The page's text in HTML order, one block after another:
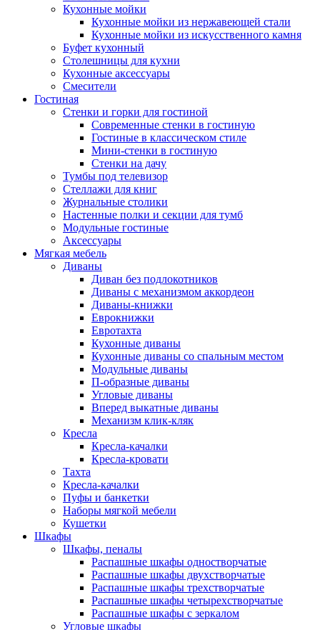
Кухонные мойки
Кухонные мойки из нержавеющей стали
Кухонные мойки из искусственного камня
Буфет кухонный
Столешницы для кухни
Кухонные аксессуары
Смесители
Гостиная
Стенки и горки для гостиной
Современные стенки в гостиную
Гостиные в классическом стиле
Мини-стенки в гостиную
Стенки на дачу
Тумбы под телевизор
Стеллажи для книг
Журнальные столики
Настенные полки и секции для тумб
Модульные гостиные
Аксессуары
Мягкая мебель
Диваны
Диван без подлокотников
Диваны с механизмом аккордеон
Диваны-книжки
Еврокнижки
Евротахта
Кухонные диваны
Кухонные диваны со спальным местом
Модульные диваны
П-образные диваны
Угловые диваны
Вперед выкатные диваны
Механизм клик-кляк
Кресла
Кресла-качалки
Кресла-кровати
Тахта
Кресла-качалки
Пуфы и банкетки
Наборы мягкой мебели
Кушетки
Шкафы
Шкафы, пеналы
Распашные шкафы одностворчатые
Распашные шкафы двухстворчатые
Распашные шкафы трехстворчатые
Распашные шкафы четырехстворчатые
Распашные шкафы с зеркалом
Угловые шкафы